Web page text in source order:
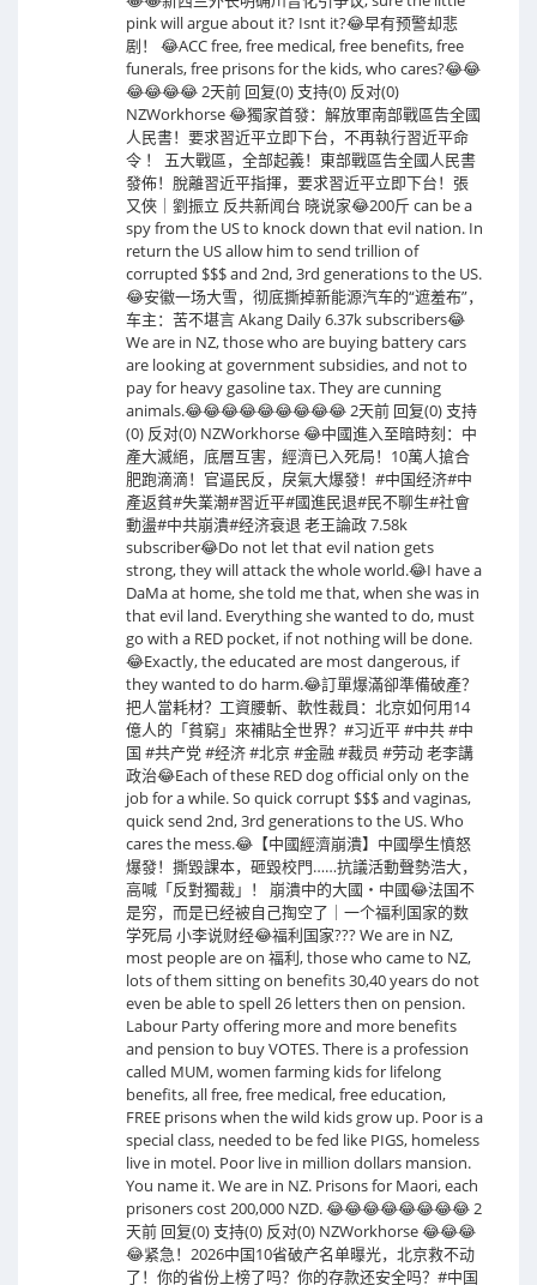
pink will argue about it? Isnt it?😂早有预警却悲
剧！ 😂ACC free, free medical, free benefits, free
funerals, free prisons for the kids, who cares?😂😂
😂😂😂😂 2天前 回复(0) 支持(0) 反对(0)
NZWorkhorse 😂獨家首發：解放軍南部戰區告全國
人民書！要求習近平立即下台，不再執行習近平命
令 ！ 五大戰區，全部起義！東部戰區告全國人民書
發佈！脫離習近平指揮，要求習近平立即下台！張
又俠｜劉振立 反共新闻台 晓说家😂200斤 can be a
spy from the US to knock down that evil nation. In
return the US allow him to send trillion of
corrupted $$$ and 2nd, 3rd generations to the US.
😂安徽一场大雪，彻底撕掉新能源汽车的“遮羞布”，
车主：苦不堪言 Akang Daily 6.37k subscribers😂
We are in NZ, those who are buying battery cars
are looking at government subsidies, and not to
pay for heavy gasoline tax. They are cunning
animals.😂😂😂😂😂😂😂😂😂 2天前 回复(0) 支持
(0) 反对(0) NZWorkhorse 😂中國進入至暗時刻：中
產大滅絕，底層互害，經濟已入死局！10萬人搶合
肥跑滴滴！官逼民反，戾氣大爆發！#中国经济#中
產返貧#失業潮#習近平#國進民退#民不聊生#社會
動盪#中共崩潰#经济衰退 老王論政 7.58k
subscriber😂Do not let that evil nation gets
strong, they will attack the whole world.😂I have a
DaMa at home, she told me that, when she was in
that evil land. Everything she wanted to do, must
go with a RED pocket, if not nothing will be done.
😂Exactly, the educated are most dangerous, if
they wanted to do harm.😂訂單爆滿卻準備破產？
把人當耗材？工資腰斬、軟性裁員：北京如何用14
億人的「貧窮」來補貼全世界？#习近平 #中共 #中
国 #共产党 #经济 #北京 #金融 #裁员 #劳动 老李講
政治😂Each of these RED dog official only on the
job for a while. So quick corrupt $$$ and vaginas,
quick send 2nd, 3rd generations to the US. Who
cares the mess.😂【中國經濟崩潰】中國學生憤怒
爆發！撕毀課本，砸毀校門……抗議活動聲勢浩大，
高喊「反對獨裁」！ 崩潰中的大國・中國😂法国不
是穷，而是已经被自己掏空了｜一个福利国家的数
学死局 小李说财经😂福利国家??? We are in NZ,
most people are on 福利, those who came to NZ,
lots of them sitting on benefits 30,40 years do not
even be able to spell 26 letters then on pension.
Labour Party offering more and more benefits
and pension to buy VOTES. There is a profession
called MUM, women farming kids for lifelong
benefits, all free, free medical, free education,
FREE prisons when the wild kids grow up. Poor is a
special class, needed to be fed like PIGS, homeless
live in motel. Poor live in million dollars mansion.
You name it. We are in NZ. Prisons for Maori, each
prisoners cost 200,000 NZD. 😂😂😂😂😂😂😂😂 2
天前 回复(0) 支持(0) 反对(0) NZWorkhorse 😂😂😂
😂紧急！2026中国10省破产名单曝光，北京救不动
了！你的省份上榜了吗？你的存款还安全吗？#中国